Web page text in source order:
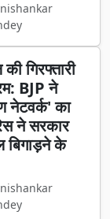
गिरफ्तारी
BJP ने
नेटवर्क' का
ने सरकार
बिगाड़ने के